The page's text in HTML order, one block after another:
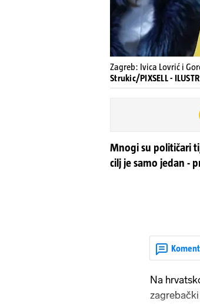
Zagreb: Ivica Lovrić i
Strukic/PIXSELL -
Mnogi su političari
cilj je samo jedan -
Na